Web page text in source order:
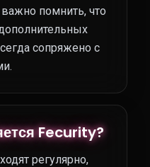
помнить, что
сопряжено с
Fecurity?
регулярно,